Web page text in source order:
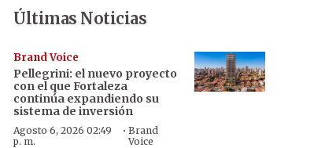
Últimas Noticias
Brand Voice
Pellegrini: el nuevo proyecto
con el que Fortaleza
continúa expandiendo su
sistema de inversión
Agosto 6, 2026 02:49
p. m.
·Brand
Voice